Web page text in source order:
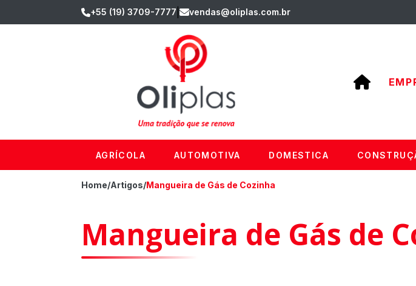
+55 (19) 3709-7777 | vendas@oliplas.com.br
AGRÍCOLA AUTOMOTIVA DOMESTICA
Home/Artigos/Mangueira de Gás de Cozinha
Mangueira de Gás de